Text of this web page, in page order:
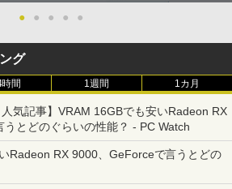
● ● ● ● ●
グ
間 1週間 1カ月
人気記事】VRAM 16GBでも安いRadeon RX
とどのぐらいの性能？ - PC Watch
Radeon RX 9000、GeForceで言うとどの